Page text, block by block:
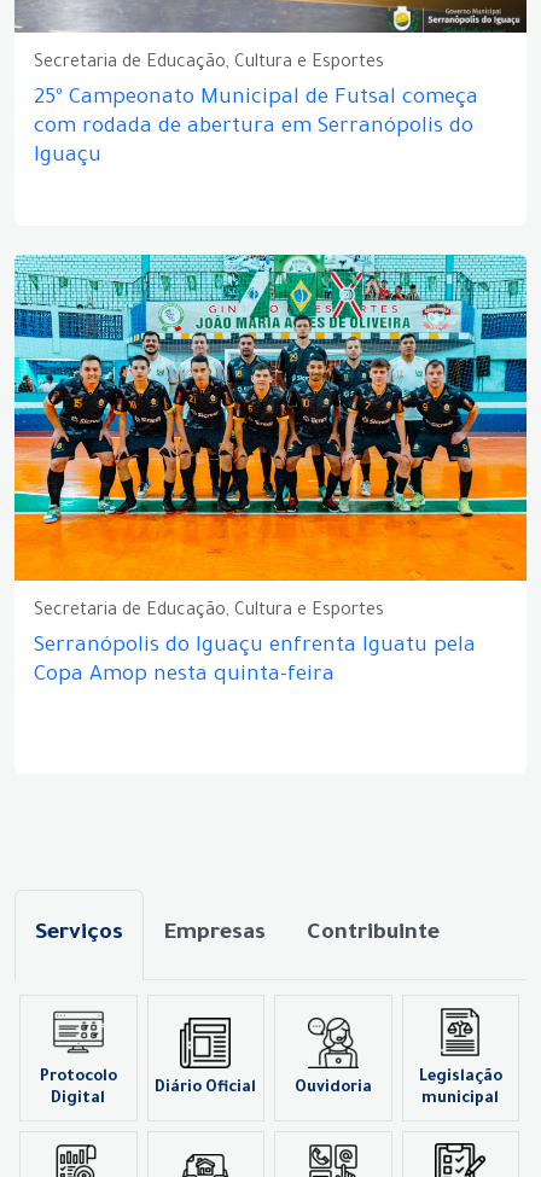
Secretaria de Educação, Cultura e Esportes
25º Campeonato Municipal de Futsal começa
com rodada de abertura em Serranópolis do
Iguaçu
Secretaria de Educação, Cultura e Esportes
Serranópolis do Iguaçu enfrenta Iguatu pela
Copa Amop nesta quinta-feira
Serviços Empresas Contribuinte
Protocolo
Digital
Diário Oficial Ouvidoria
Legislação
municipal